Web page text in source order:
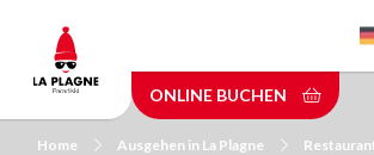
main
content
ONLINE BUCHEN
Home Ausgehen in La Plagne